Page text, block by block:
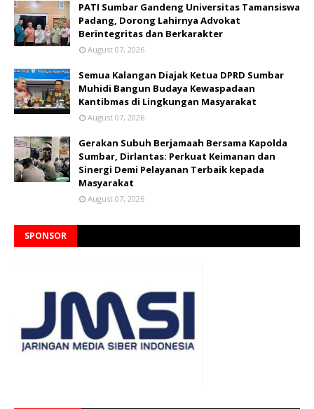
PATI Sumbar Gandeng Universitas Tamansiswa
Padang, Dorong Lahirnya Advokat
Berintegritas dan Berkarakter
August 07, 2026
Semua Kalangan Diajak Ketua DPRD Sumbar
Muhidi Bangun Budaya Kewaspadaan
Kantibmas di Lingkungan Masyarakat
August 07, 2026
Gerakan Subuh Berjamaah Bersama Kapolda
Sumbar, Dirlantas: Perkuat Keimanan dan
Sinergi Demi Pelayanan Terbaik kepada
Masyarakat
August 07, 2026
SPONSOR